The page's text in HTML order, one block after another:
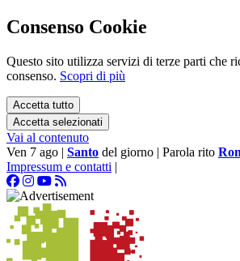
Consenso Cookie
Questo sito utilizza servizi di terze parti che
consenso. Scopri di più
Accetta tutto
Accetta selezionati
Vai al contenuto
Ven 7 ago | Santo del giorno | Parola rito
Impressum e contatti |